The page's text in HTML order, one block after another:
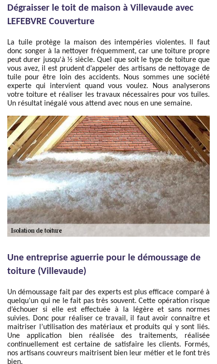
Dégraisser le toit de maison à Villevaude avec
LEFEBVRE Couverture
La tuile protège la maison des intempéries violentes. Il faut
donc songer à la nettoyer fréquemment, car une toiture propre
peut durer jusqu'à ½ siècle. Quel que soit le type de toiture que
vous avez, il est prudent d’appeler des artisans de nettoyage de
tuile pour être loin des accidents. Nous sommes une société
experte qui intervient quand vous voulez. Nous analyserons
votre toiture et réaliser les travaux nécessaires pour vos tuiles.
Un résultat inégalé vous attend avec nous en une semaine.
Une entreprise aguerrie pour le démoussage de
toiture (Villevaude)
Un démoussage fait par des experts est plus efficace comparé à
quelqu’un qui ne le fait pas très souvent. Cette opération risque
d’échouer si elle est effectuée à la légère et sans normes
suivies. Donc pour réaliser ce travail, il faut avoir connaitre et
maitriser l’utilisation des matériaux et produits qui y sont liés.
Une application bien réalisée des traitements, réalisée
continuellement est certaine de satisfaire les clients. Formés,
nos artisans couvreurs maitrisent bien leur métier et le font très
bien.